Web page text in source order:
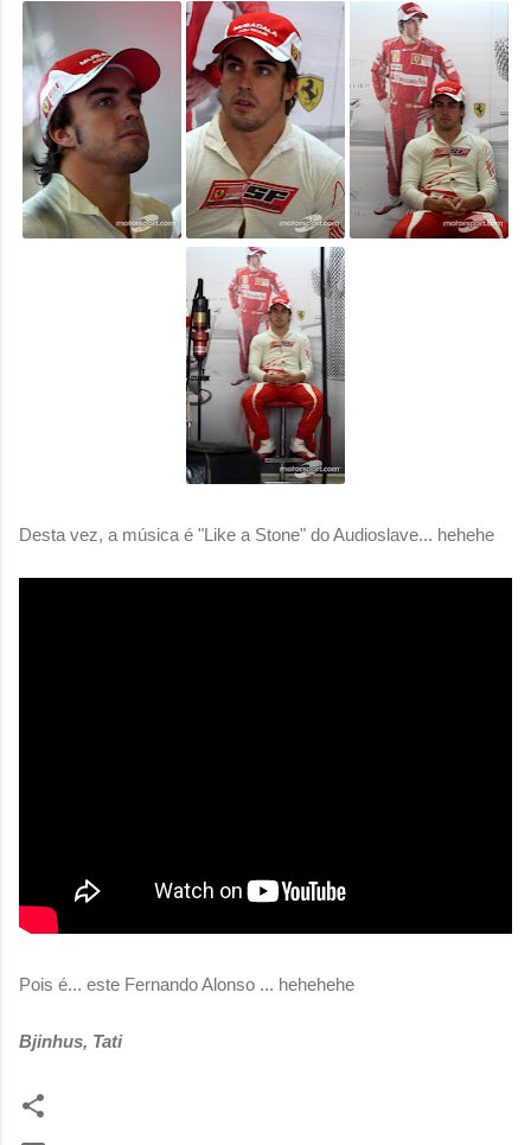
Desta vez, a música é "Like a Stone" do Audioslave... hehehe
Pois é... este Fernando Alonso ... hehehehe
Bjinhus, Tati